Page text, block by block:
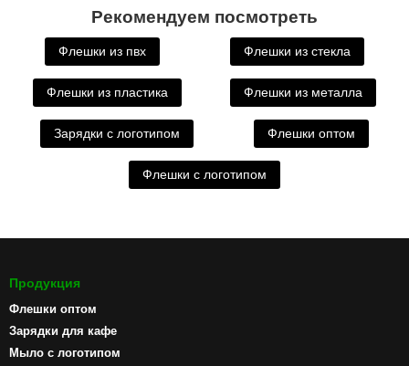
Рекомендуем посмотреть
Флешки из пвх Флешки из стекла
Флешки из пластика Флешки из металла
Зарядки с логотипом Флешки оптом
Флешки с логотипом
Продукция
Флешки оптом
Зарядки для кафе
Мыло с логотипом